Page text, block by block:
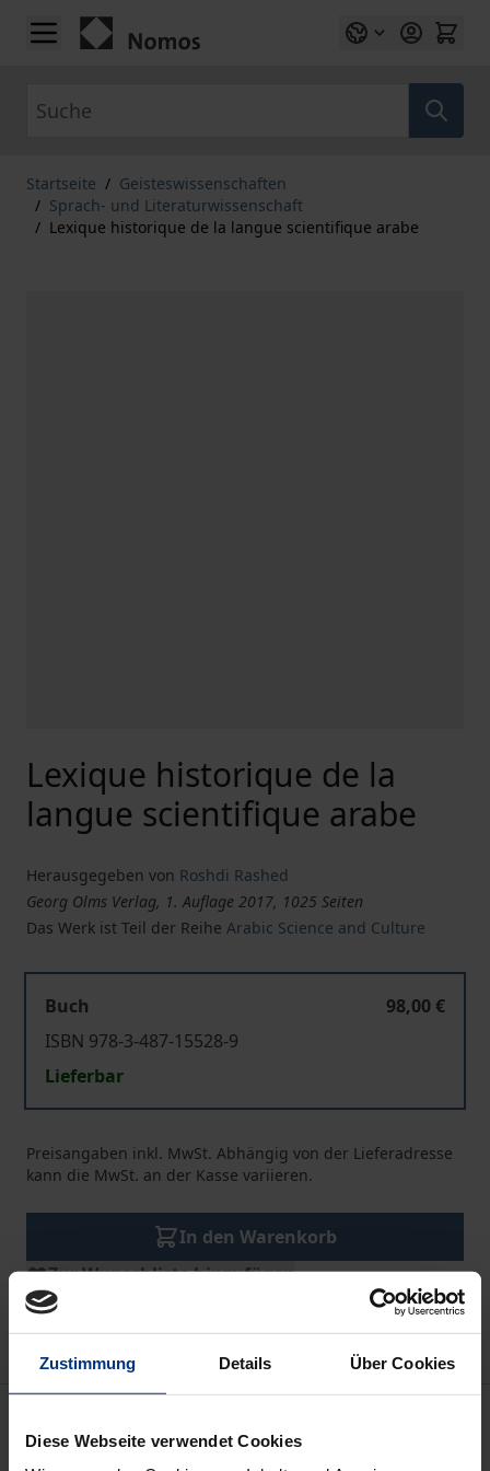
Zustimmung Details Über Cookies
Diese Webseite verwendet Cookies
Zum Inhalt springen
Startseite / Geisteswissenschaften
/ Sprach- und Literaturwissenschaft
/ Lexique historique de la langue scientifique arabe
Lexique historique de la
langue scientifique arabe
Herausgegeben von Roshdi Rashed
Georg Olms Verlag, 1. Auflage 2017, 1025 Seiten
Das Werk ist Teil der Reihe Arabic Science and Culture
Buch
98,00 €
ISBN 978-3-487-15528-9
Lieferbar
Preisangaben inkl. MwSt. Abhängig von der Lieferadresse
kann die MwSt. an der Kasse variieren.
In den Warenkorb
Zur Wunschliste hinzufügen
Hinweise zu Versandkosten